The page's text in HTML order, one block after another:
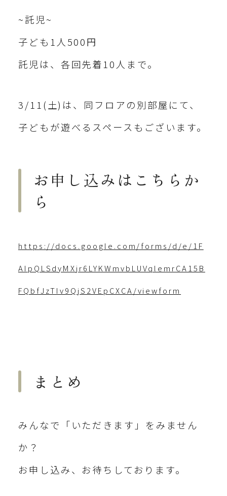
~託児~
子ども1人500円
託児は、各回先着10人まで。
3/11(土)は、同フロアの別部屋にて、
子どもが遊べるスペースもございます。
お申し込みはこちらか
ら
https://docs.google.com/forms/d/e/1F
AIpQLSdyMXjr6LYKWmvbLUVqlemrCA15B
FQbfJzTIv9QjS2VEpCXCA/viewform
まとめ
みんなで「いただきます」をみません
か？
お申し込み、お待ちしております。